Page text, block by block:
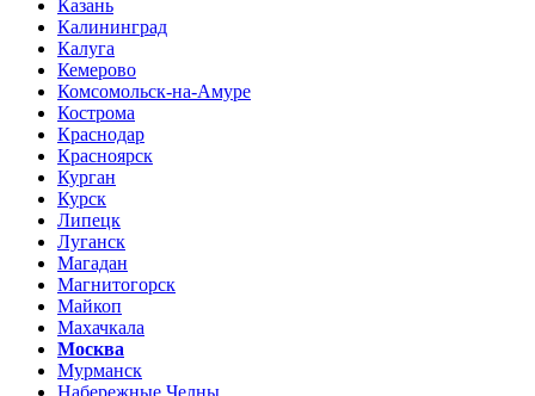
Казань
Калининград
Калуга
Кемерово
Комсомольск-на-Амуре
Кострома
Краснодар
Красноярск
Курган
Курск
Липецк
Луганск
Магадан
Магнитогорск
Майкоп
Махачкала
Москва
Мурманск